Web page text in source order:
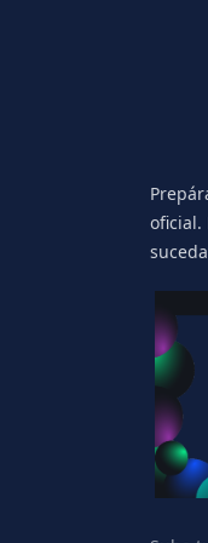
oficial.